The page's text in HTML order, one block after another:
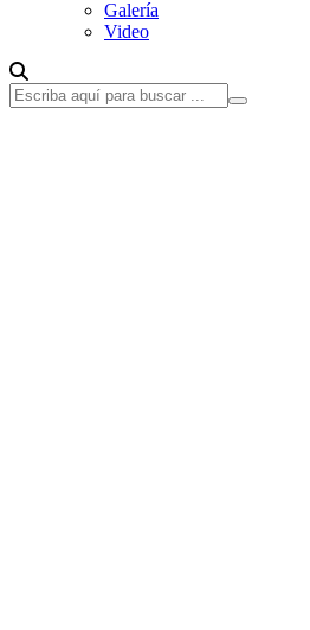
Galería
Video